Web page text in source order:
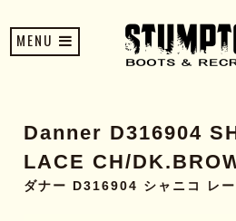
MENU
Danner D316904
LACE CH/
ダナー D316904 シャニコ レー